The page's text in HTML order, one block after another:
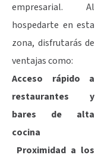
empresarial. Al
hospedarte en esta
zona, disfrutarás de
ventajas como:
Acceso rápido a
restaurantes y
bares de alta
cocina
Proximidad a los